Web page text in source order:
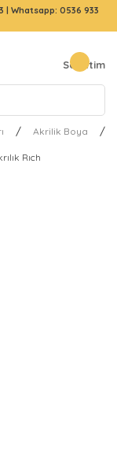
| Whatsapp: 0536 933
Sepetim
Akrilik Boya